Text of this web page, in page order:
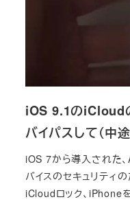
iOS 9.1のiCloud
バイパスして（中
iOS 7から導入された
バイスのセキュリティの
iCloudロック、iPhone